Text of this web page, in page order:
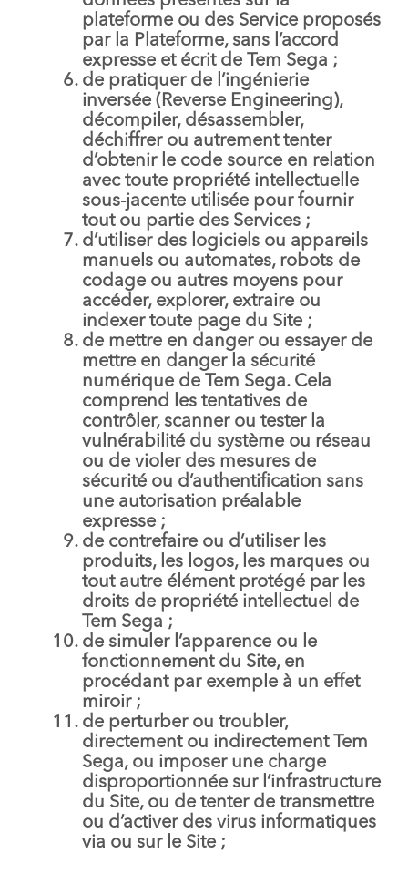
plateforme ou des Service proposés
par la Plateforme, sans l’accord
expresse et écrit de Tem Sega ;
de pratiquer de l’ingénierie
inversée (Reverse Engineering),
décompiler, désassembler,
déchiffrer ou autrement tenter
d’obtenir le code source en relation
avec toute propriété intellectuelle
sous-jacente utilisée pour fournir
tout ou partie des Services ;
d’utiliser des logiciels ou appareils
manuels ou automates, robots de
codage ou autres moyens pour
accéder, explorer, extraire ou
indexer toute page du Site ;
de mettre en danger ou essayer de
mettre en danger la sécurité
numérique de Tem Sega. Cela
comprend les tentatives de
contrôler, scanner ou tester la
vulnérabilité du système ou réseau
ou de violer des mesures de
sécurité ou d’authentification sans
une autorisation préalable
expresse ;
de contrefaire ou d’utiliser les
produits, les logos, les marques ou
tout autre élément protégé par les
droits de propriété intellectuel de
Tem Sega ;
de simuler l’apparence ou le
fonctionnement du Site, en
procédant par exemple à un effet
miroir ;
de perturber ou troubler,
directement ou indirectement Tem
Sega, ou imposer une charge
disproportionnée sur l’infrastructure
du Site, ou de tenter de transmettre
ou d’activer des virus informatiques
via ou sur le Site ;